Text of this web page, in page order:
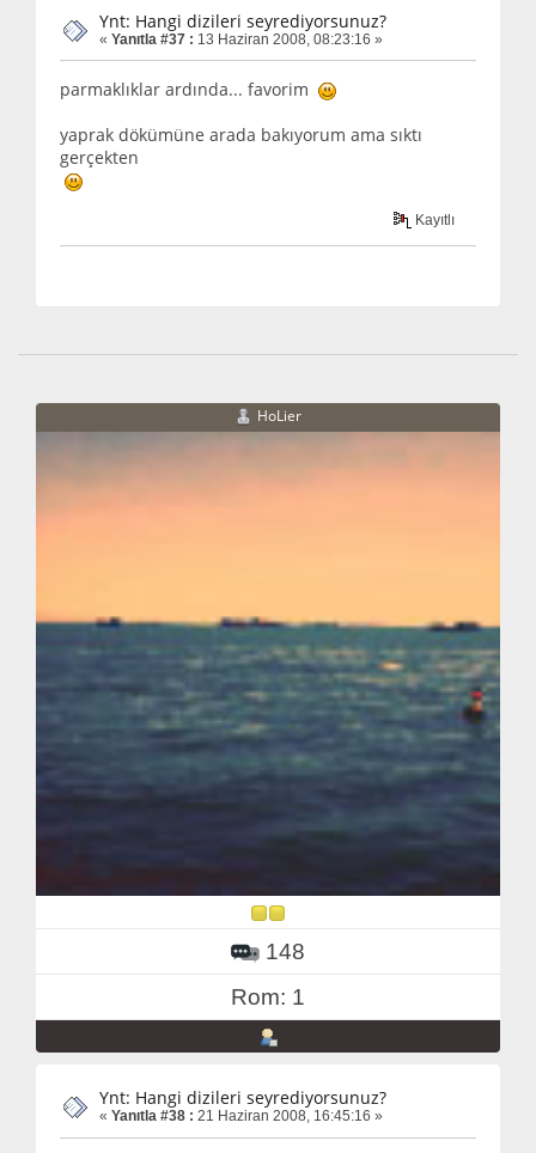
Ynt: Hangi dizileri seyrediyorsunuz?
« Yanıtla #37 : 13 Haziran 2008, 08:23:16 »
parmaklıklar ardında... favorim
yaprak dökümüne arada bakıyorum ama sıktı
gerçekten
Kayıtlı
HoLier
148
Rom: 1
Ynt: Hangi dizileri seyrediyorsunuz?
« Yanıtla #38 : 21 Haziran 2008, 16:45:16 »